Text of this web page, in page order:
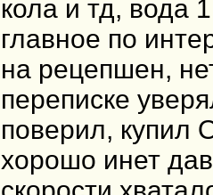
кола и тд, вода
главное по
на рецепшен,
переписке
поверил, купил
хорошо инет